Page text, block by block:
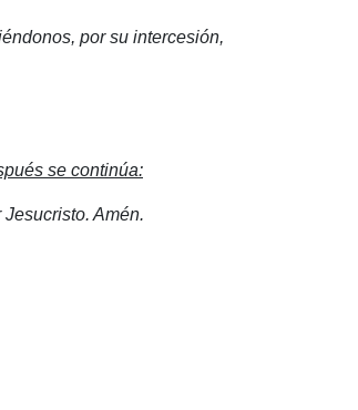
por su intercesión,
se continúa:
Amén.